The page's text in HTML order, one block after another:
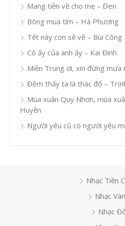
Mang tiền về cho mẹ – Đen
Bông mua tím – Hà Phương
Tết này con sẽ về – Bùi Công
Cô ấy của anh ấy – Kai Đinh
Miền Trung ơi, xin đừng mưa
Đêm thấy ta là thác đổ –
Mùa xuân Quy Nhơn, mùa
Huyền
Người yêu cũ có người yêu
Nhạc Tiền
Nhạc
Nhạc